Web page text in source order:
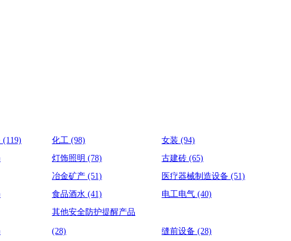
(119) 化工 (98) 女装 (94)
灯饰照明 (78) 古建砖 (65)
冶金矿产 (51) 医疗器械制造设备 (51)
食品酒水 (41) 电工电气 (40)
其他安全防护提醒产品
(28) 缝前设备 (28)